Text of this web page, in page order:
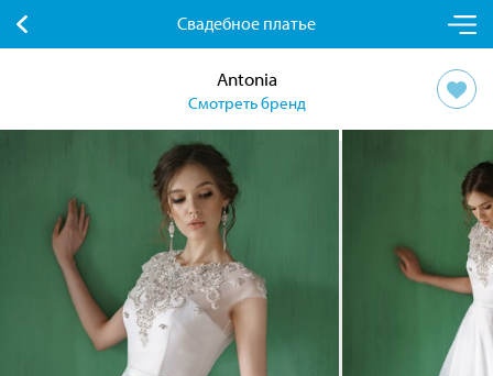
Свадебное платье
Antonia
Смотреть бренд